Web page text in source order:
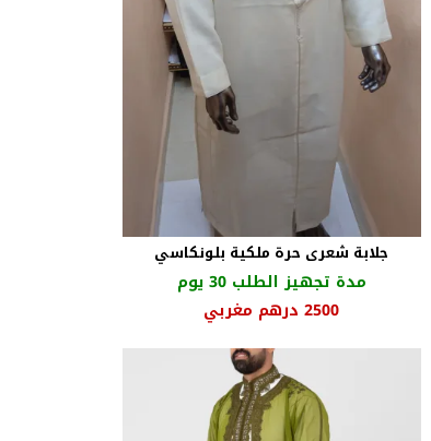
جلابة شعرى حرة ملكية بلونكاسي
مدة تجهيز الطلب 30 يوم
السعر
هو:
2800 درهم
مغربي.
2500 درهم مغربيالسعر